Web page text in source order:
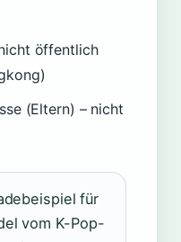
öffentlich
(Eltern) – nicht
für
vom K-Pop-